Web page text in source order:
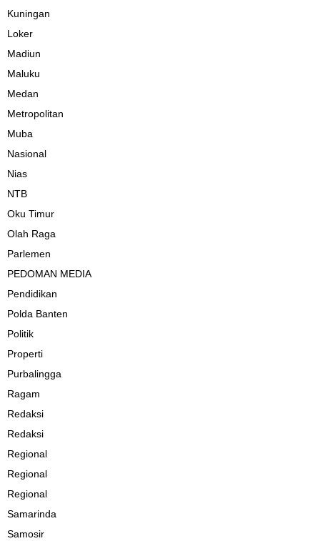
Kuningan
Loker
Madiun
Maluku
Medan
Metropolitan
Muba
Nasional
Nias
NTB
Oku Timur
Olah Raga
Parlemen
PEDOMAN MEDIA
Pendidikan
Polda Banten
Politik
Properti
Purbalingga
Ragam
Redaksi
Redaksi
Regional
Regional
Regional
Samarinda
Samosir